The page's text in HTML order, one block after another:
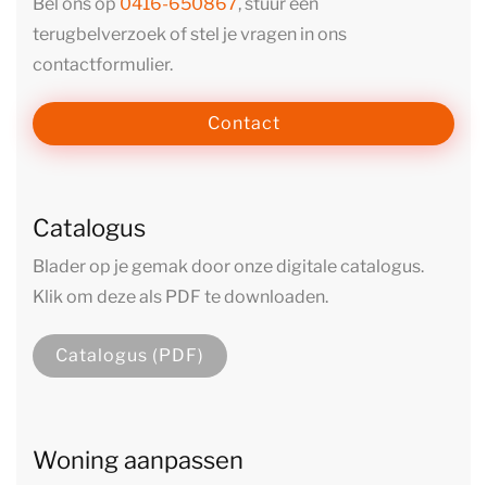
Bel ons op 0416-650867, stuur een
terugbelverzoek of stel je vragen in ons
contactformulier.
Contact
Catalogus
Blader op je gemak door onze digitale catalogus.
Klik om deze als PDF te downloaden.
Catalogus (PDF)
Woning aanpassen